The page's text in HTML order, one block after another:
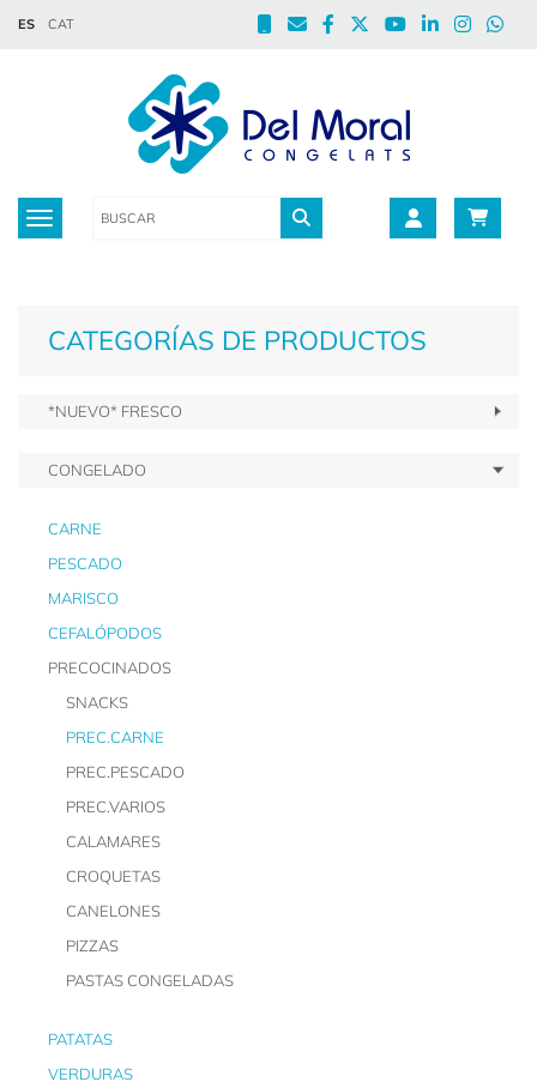
ES CAT
Toggle navigation
CATEGORÍAS DE PRODUCTOS
*NUEVO* FRESCO
CONGELADO
CARNE
PESCADO
MARISCO
CEFALÓPODOS
PRECOCINADOS
SNACKS
PREC.CARNE
PREC.PESCADO
PREC.VARIOS
CALAMARES
CROQUETAS
CANELONES
PIZZAS
PASTAS CONGELADAS
PATATAS
VERDURAS